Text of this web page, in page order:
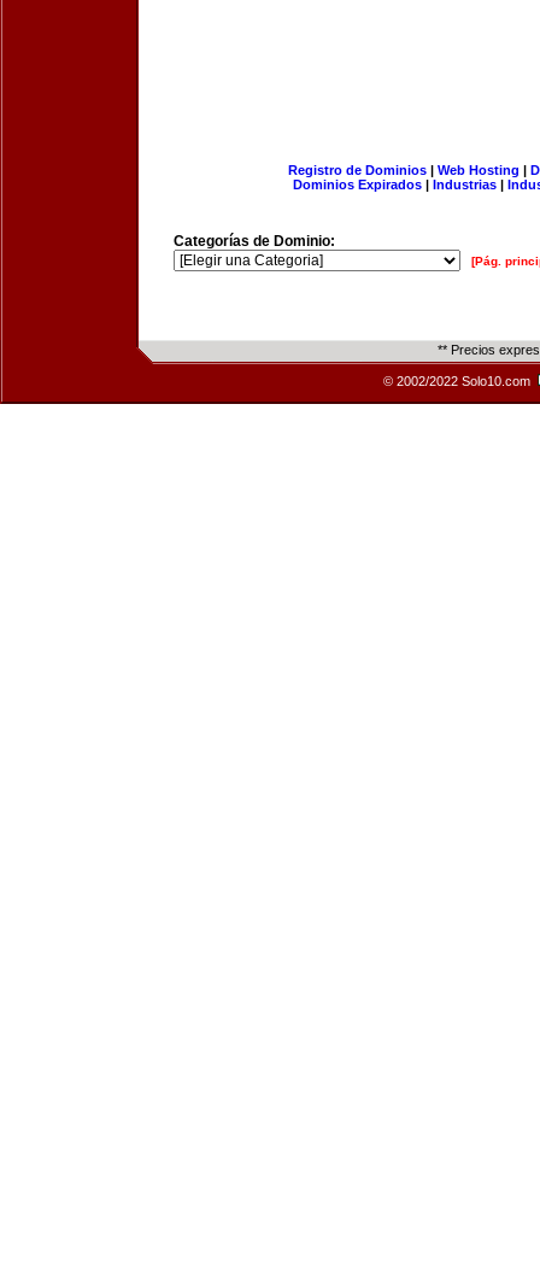
Registro de Dominios| Web Hosting |
Dominios Expirados | Industrias |
Categorías de Dominio:
[Pág.
** Precios
© 2002/2022 Solo10.com